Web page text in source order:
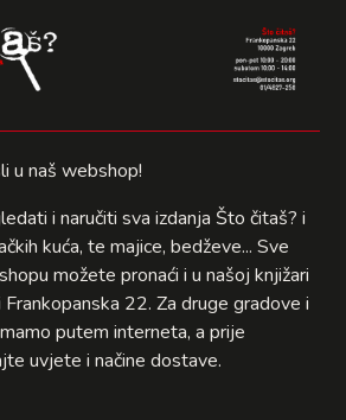
u naš webshop!
i naručiti sva izdanja Što čitaš? i
kuća, te majice, bedževe... Sve
možete pronaći i u našoj knjižari
22. Za druge gradove i
putem interneta, a prije
uvjete i načine dostave.